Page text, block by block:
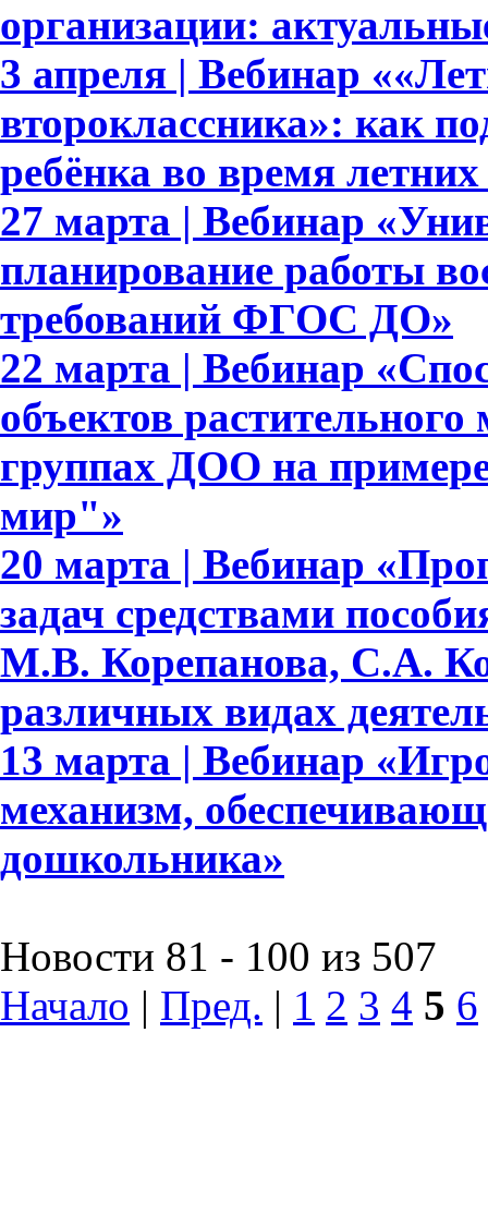
организации:
3 апреля | Вебинар
второклассника»: как
ребёнка во время
27 марта | Вебинар
планирование работы
требований ФГОС ДО»
22 марта | Вебинар
объектов
группах ДОО на
мир"»
20 марта | Вебинар
задач средствами
М.В. Корепанова, С.А.
различных видах
13 марта | Вебинар
механизм,
дошкольника»
Новости 81 - 100 из 507
Начало | Пред. | 1 2 3 4 5 6